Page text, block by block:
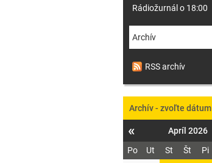
Rádiožurnál o 18:00
Archív
RSS archív
Archív - zvoľte dátum
« Apríl 2026
Po Ut St Št Pi